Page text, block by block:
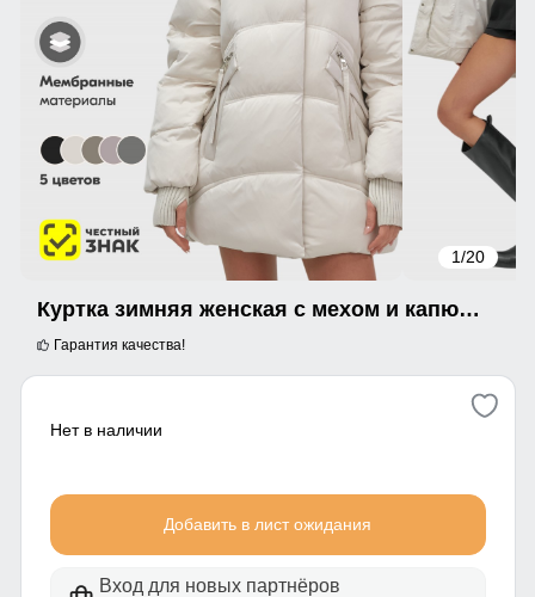
1/20
Куртка зимняя женская с мехом и капюшоном тренд бежевого цвета 7737B
Гарантия качества!
Нет в наличии
Добавить в лист ожидания
Вход для новых партнёров